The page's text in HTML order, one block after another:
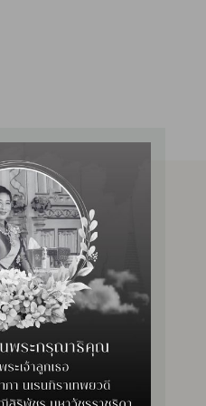
รื่องไตเทียม
44 เตียง
ตร์โรคไต และพยาบาลที่ผ่าน
รฟอกเลือดด้วยเครื่องไตเทียม